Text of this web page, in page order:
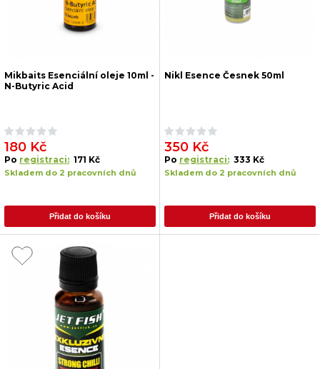
Mikbaits Esenciální oleje 10ml -
N-Butyric Acid
180 Kč
Po registraci: 171 Kč
Skladem do 2 pracovních dnů
Přidat do košíku
Nikl Esence Česnek 50ml
350 Kč
Po registraci: 333 Kč
Skladem do 2 pracovních dnů
Přidat do košíku